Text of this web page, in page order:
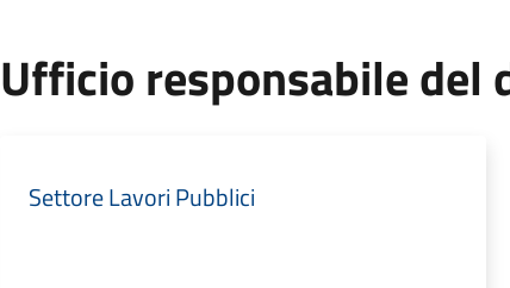
Ufficio responsabile del
Settore Lavori Pubblici